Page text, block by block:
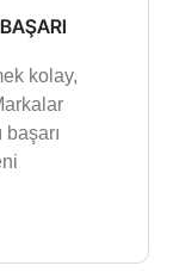
kolay,
başarı